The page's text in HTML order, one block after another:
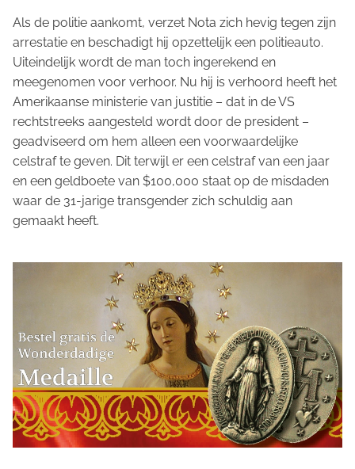
Als de politie aankomt, verzet Nota zich hevig tegen zijn
arrestatie en beschadigt hij opzettelijk een politieauto.
Uiteindelijk wordt de man toch ingerekend en
meegenomen voor verhoor. Nu hij is verhoord heeft het
Amerikaanse ministerie van justitie – dat in de VS
rechtstreeks aangesteld wordt door de president –
geadviseerd om hem alleen een voorwaardelijke
celstraf te geven. Dit terwijl er een celstraf van een jaar
en een geldboete van $100,000 staat op de misdaden
waar de 31-jarige transgender zich schuldig aan
gemaakt heeft.